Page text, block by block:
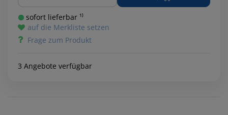
sofort lieferbar ¹⁾
auf die Merkliste setzen
Frage zum Produkt
3 Angebote verfügbar